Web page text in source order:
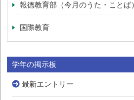
報徳教育部（今月のうた・ことば
国際教育
学年の掲示板
最新エントリー